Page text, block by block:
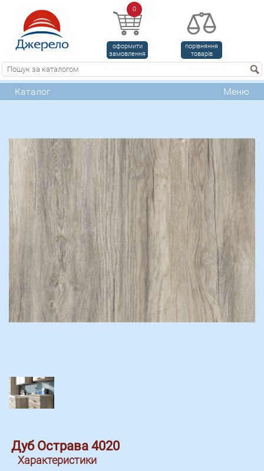
0
оформити
замовлення
порівняння
товарів
Каталог Меню
Дуб Острава 4020
Характеристики